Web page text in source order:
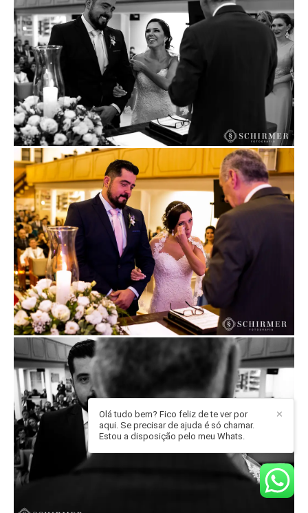
✕
Olá tudo bem? Fico feliz de te ver por
aqui. Se precisar de ajuda é só chamar.
Estou a disposição pelo meu Whats.